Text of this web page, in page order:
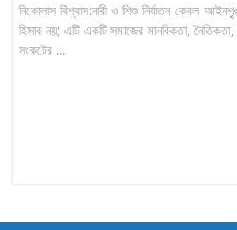
নিকোলাস বিশ্বাস:নারী ও শিশু নির্যাতন কেবল
হিসাব নয়; এটি একটি সমাজের মানবিকতা,
সংকটের ...